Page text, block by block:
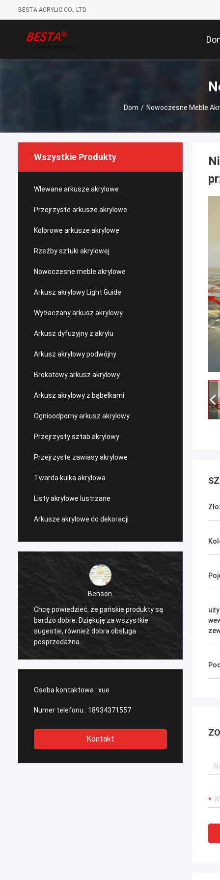
BESTA ACRYLIC CO., LTD.
Dom / Nowoczesne Meble
Wszystkie Produkty
Wlewane arkusze akrylowe
Przejrzyste arkusze akrylowe
Kolorowe arkusze akrylowe
Rzeźby sztuki akrylowej
Nowoczesne meble akrylowe
Arkusz akrylowy Light Guide
Wytłaczany arkusz akrylowy
Arkusz dyfuzyjny z akrylu
Arkusz akrylowy podwójny
Brokatowy arkusz akrylowy
Arkusz akrylowy z bąbelkami
Ognioodporny arkusz akrylowy
Przejrzysty sztab akrylowy
Przejrzyste zawiasy akrylowe
Twarda kulka akrylowa
Listy akrylowe lustrzane
Arkusze akrylowe do dekoracji
Benson.
Chcę powiedzieć, że pańskie produkty są
bardzo dobre. Dziękuję za wszystkie
sugestie, również dobra obsługa
posprzedażna.
Chcę
Osoba kontaktowa : xue
Numer telefonu : 18934371557
Kontakt